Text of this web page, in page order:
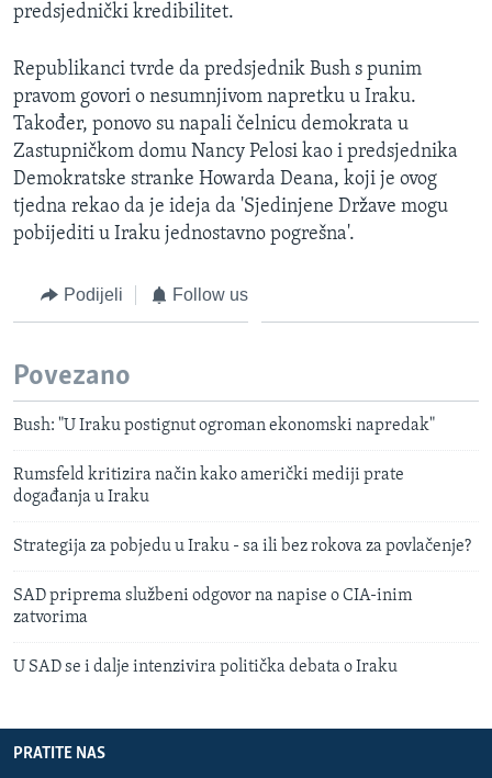
predsjednički kredibilitet.
Republikanci tvrde da predsjednik Bush s punim
pravom govori o nesumnjivom napretku u Iraku.
Također, ponovo su napali čelnicu demokrata u
Zastupničkom domu Nancy Pelosi kao i predsjednika
Demokratske stranke Howarda Deana, koji je ovog
tjedna rekao da je ideja da 'Sjedinjene Države mogu
pobijediti u Iraku jednostavno pogrešna'.
Podijeli Follow us
Povezano
Bush: "U Iraku postignut ogroman ekonomski napredak"
Rumsfeld kritizira način kako američki mediji prate
događanja u Iraku
Strategija za pobjedu u Iraku - sa ili bez rokova za povlačenje?
SAD priprema službeni odgovor na napise o CIA-inim
zatvorima
U SAD se i dalje intenzivira politička debata o Iraku
PRATITE NAS